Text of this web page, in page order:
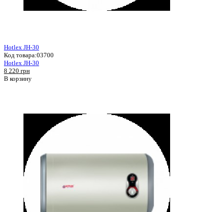
Hotlex JH-30
Код товара:03700
Hotlex JH-30
8 220 грн
В корзину